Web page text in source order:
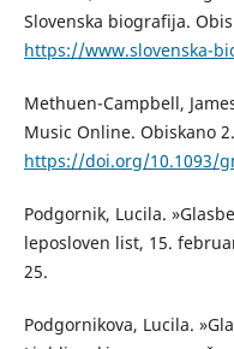
Slovenska biografija.
https://www.slovenska-
Methuen-Campbell,
Music Online. Obiskano
https://doi.org/10.1093/
Podgornik, Lucila.
leposloven list, 15.
25.
Podgornikova, Lucila.